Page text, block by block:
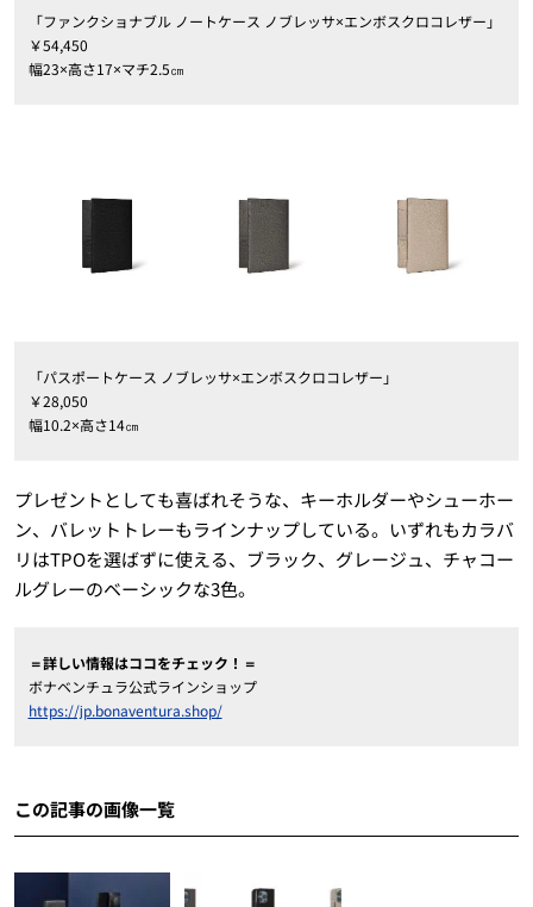
「ファンクショナブル ノートケース ノブレッサ×エンボスクロコレザー」
￥54,450
幅23×高さ17×マチ2.5㎝
「パスポートケース ノブレッサ×エンボスクロコレザー」
￥28,050
幅10.2×高さ14㎝
プレゼントとしても喜ばれそうな、キーホルダーやシューホー
ン、バレットトレーもラインナップしている。いずれもカラバ
リはTPOを選ばずに使える、ブラック、グレージュ、チャコー
ルグレーのベーシックな3色。
＝詳しい情報はココをチェック！＝
ボナベンチュラ公式ラインショップ
https://jp.bonaventura.shop/
この記事の画像一覧